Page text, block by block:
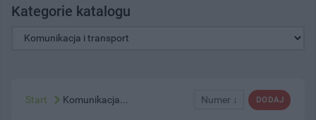
Kategorie katalogu
DODAJ
Numer ↓
Start Komunikacja...